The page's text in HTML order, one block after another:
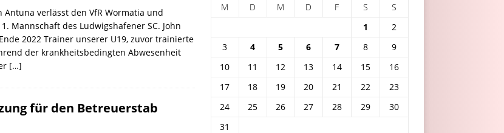
Antuna verlässt den VfR Wormatia und
Mannschaft des Ludwigshafener SC. John
2022 Trainer unserer U19, zuvor trainierte
der krankheitsbedingten Abwesenheit
[…]
für den Betreuerstab
M
D M D F S
S
1
2
3
4 5 6 7 8
9
10
11 12 13 14 15
16
17
18 19 20 21 22
23
24
25 26 27 28 29
30
31